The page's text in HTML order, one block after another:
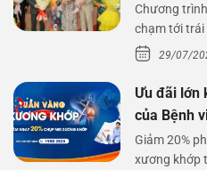
Chương
chạm tới trái
lên,…29/07/
Ưu đãi lớn
của Bệnh
Giảm 20%
xương khớp